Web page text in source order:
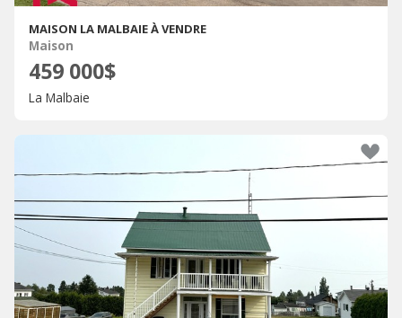
MAISON LA MALBAIE À VENDRE
Maison
459 000$
La Malbaie